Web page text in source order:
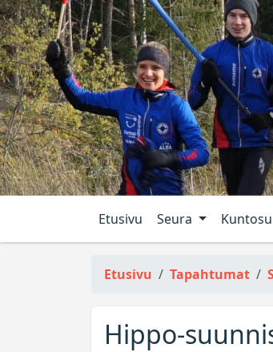
Etusivu Seura
Etusivu Tapahtumat
Hippo-